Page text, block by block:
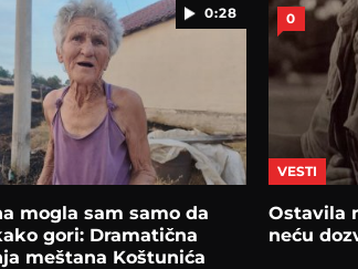
0:28
mogla sam samo da
gori: Dramatična
meštana Koštunića
0
VESTI
Ostavila
neću